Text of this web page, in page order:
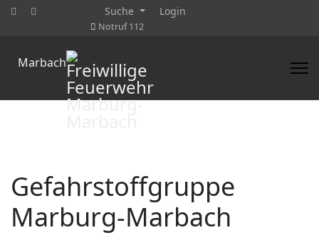
Suche Login
Notruf 112
Marbach
Gefahrstoffgruppe
Marburg-Marbach